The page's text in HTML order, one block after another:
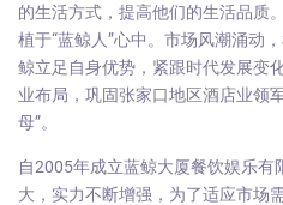
的生活方式，提高他们的生活品质
植于“蓝鲸人”心中。市场风潮涌动
鲸立足自身优势，紧跟时代发展变
业布局，巩固张家口地区酒店业领
母”。
自2005年成立蓝鲸大厦餐饮娱乐
大，实力不断增强，为了适应市场